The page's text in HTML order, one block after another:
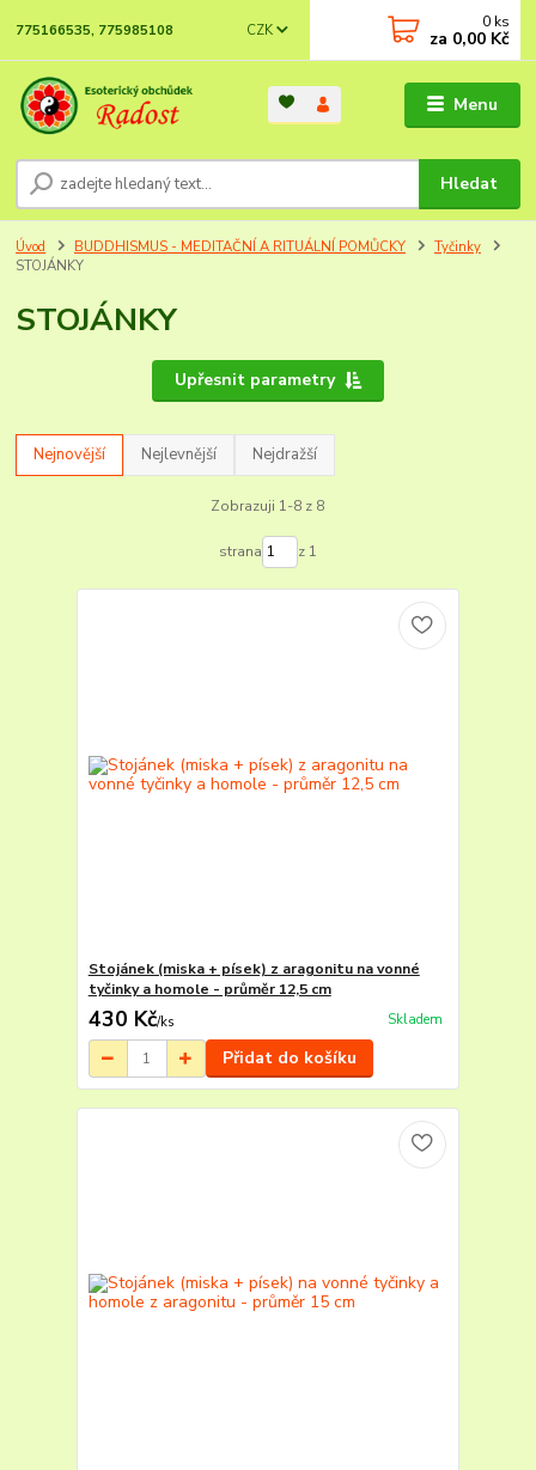
Menu
CZK
Hledat
775166535, 775985108 0 ks
za 0,00 Kč
Úvod BUDDHISMUS - MEDITAČNÍ A RITUÁLNÍ POMŮCKY
Tyčinky
STOJÁNKY
STOJÁNKY
Upřesnit parametry
Nejnovější Nejlevnější Nejdražší
Zobrazuji 1-8 z 8
strana z 1
Stojánek (miska + písek) z aragonitu na vonné
tyčinky a homole - průměr 12,5 cm
430 Kč/ks Skladem
Přidat do košíku